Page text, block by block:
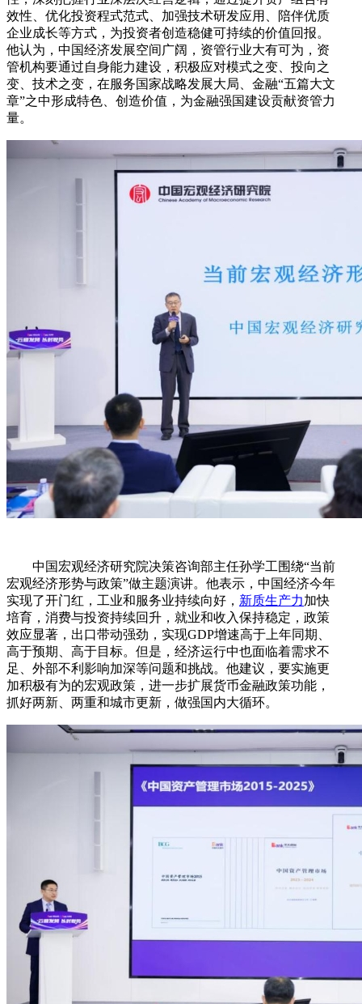
效性、优化投资程式范式、加强技术研发应用、陪伴优质
企业成长等方式，为投资者创造稳健可持续的价值回报。
他认为，中国经济发展空间广阔，资管行业大有可为，资
管机构要通过自身能力建设，积极应对模式之变、投向之
变、技术之变，在服务国家战略发展大局、金融“五篇大文
章”之中形成特色、创造价值，为金融强国建设贡献资管力
量。
中国宏观经济研究院决策咨询部主任孙学工围绕“当前
宏观经济形势与政策”做主题演讲。他表示，中国经济今年
实现了开门红，工业和服务业持续向好， 新质生产力加快
培育，消费与投资持续回升，就业和收入保持稳定，政策
效应显著，出口带动强劲，实现GDP增速高于上年同期、
高于预期、高于目标。但是，经济运行中也面临着需求不
足、外部不利影响加深等问题和挑战。他建议，要实施更
加积极有为的宏观政策，进一步扩展货币金融政策功能，
抓好两新、两重和城市更新，做强国内大循环。